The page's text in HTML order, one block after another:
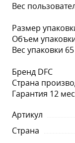
Вес
Размер
Объем
Вес упаковки 65
Бренд DFC
Страна
Гарантия 12
Артикул
Страна